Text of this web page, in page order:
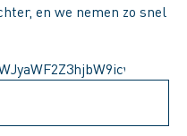
en we nemen zo snel